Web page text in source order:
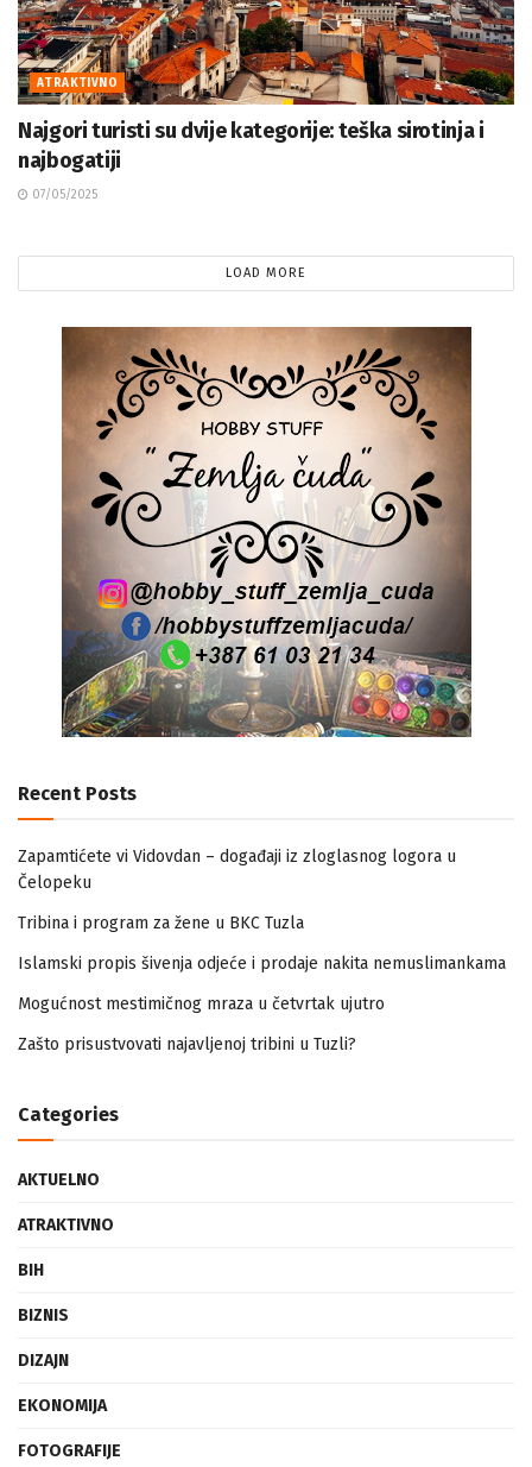
ATRAKTIVNO
Najgori turisti su dvije kategorije: teška sirotinja i
najbogatiji
07/05/2025
LOAD MORE
Recent Posts
Zapamtićete vi Vidovdan – događaji iz zloglasnog logora u
Čelopeku
Tribina i program za žene u BKC Tuzla
Islamski propis šivenja odjeće i prodaje nakita nemuslimankama
Mogućnost mestimičnog mraza u četvrtak ujutro
Zašto prisustvovati najavljenoj tribini u Tuzli?
Categories
AKTUELNO
ATRAKTIVNO
BIH
BIZNIS
DIZAJN
EKONOMIJA
FOTOGRAFIJE